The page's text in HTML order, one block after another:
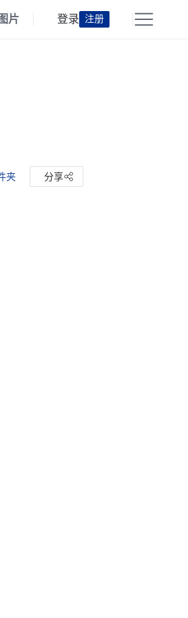
图片 登录 注册
夹 分享